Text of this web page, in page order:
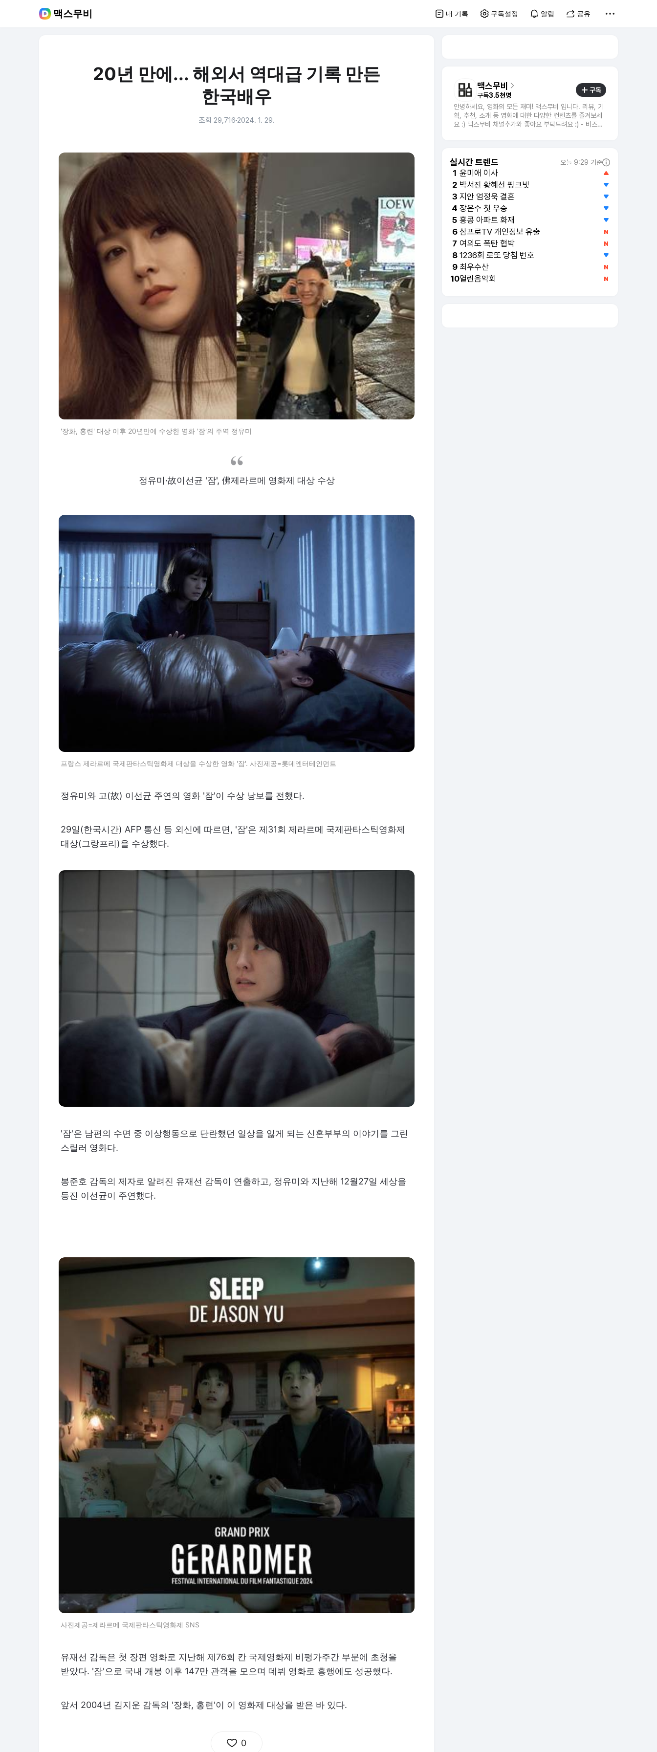
맥스무비 내 기록 구독설정 알림 공유
20년 만에... 해외서 역대급 기록 만든
한국배우
조회 29,7162024. 1. 29.
'장화, 홍련' 대상 이후 20년만에 수상한 영화 '잠'의 주역 정유미
정유미·故이선균 '잠', 佛제라르메 영화제 대상 수상
프랑스 제라르메 국제판타스틱영화제 대상을 수상한 영화 '잠'. 사진제공=롯데엔터테인먼트
정유미와 고(故) 이선균 주연의 영화 '잠'이 수상 낭보를 전했다.
29일(한국시간) AFP 통신 등 외신에 따르면, '잠'은 제31회 제라르메 국제판타스틱영화제
대상(그랑프리)을 수상했다.
'잠'은 남편의 수면 중 이상행동으로 단란했던 일상을 잃게 되는 신혼부부의 이야기를 그린
스릴러 영화다.
봉준호 감독의 제자로 알려진 유재선 감독이 연출하고, 정유미와 지난해 12월27일 세상을
등진 이선균이 주연했다.
사진제공=제라르메 국제판타스틱영화제 SNS
유재선 감독은 첫 장편 영화로 지난해 제76회 칸 국제영화제 비평가주간 부문에 초청을
받았다. '잠'으로 국내 개봉 이후 147만 관객을 모으며 데뷔 영화로 흥행에도 성공했다.
앞서 2004년 김지운 감독의 '장화, 홍련'이 이 영화제 대상을 받은 바 있다.
0
맥스무비
구독3.5천명
구독
안녕하세요, 영화의 모든 재미! 맥스무비 입니다. 리뷰, 기
획, 추천, 소개 등 영화에 대한 다양한 컨텐츠를 즐겨보세
요 :) 맥스무비 채널추가와 좋아요 부탁드려요 :) - 비즈니
실시간 트렌드 오늘 9:29 기준
1 윤미애 이사
2 박서진 황혜선 핑크빛
4 장은수 첫 우승
5 홍콩 아파트 화재
6 삼프로TV 개인정보 유출
7 여의도 폭탄 협박
8 1236회 로또 당첨 번호
9 최우수산
10열린음악회